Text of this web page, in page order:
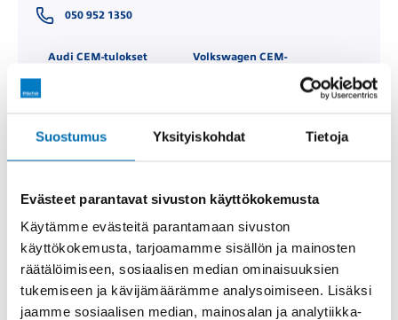
Suostumus Yksityiskohdat Tietoja
Evästeet parantavat sivuston käyttökokemusta
Käytämme evästeitä parantamaan sivuston
käyttökokemusta, tarjoamamme sisällön ja mainosten
räätälöimiseen, sosiaalisen median ominaisuuksien
tukemiseen ja kävijämäärämme analysoimiseen. Lisäksi
jaamme sosiaalisen median, mainosalan ja analytiikka-
050 952 1350
Audi CEM-tulokset
Volkswagen CEM-
Vaihtoautot / Begagnade bilar
Avoinna /
Öppen
MA-PE/MÅN-FRE 09.00-
17.00
LA/LÖ 10.00-14.00
050 952 1350